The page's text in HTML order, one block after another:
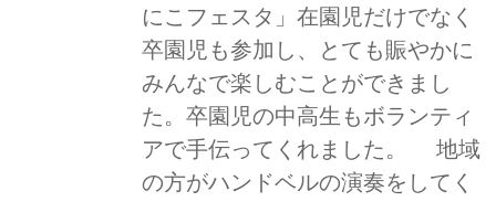
にこフェスタ」在園児だけでなく
卒園児も参加し、とても賑やかに
みんなで楽しむことができまし
た。卒園児の中高生もボランティ
アで手伝ってくれました。 地域
の方がハンドベルの演奏をしてく